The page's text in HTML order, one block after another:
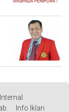
Info Iklan